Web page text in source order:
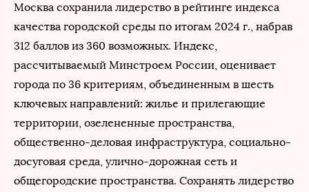
Москва сохранила лидерство в рейтинге индекса
качества городской среды по итогам 2024 г., набрав
312 баллов из 360 возможных. Индекс,
рассчитываемый Минстроем России, оценивает
города по 36 критериям, объединенным в шесть
ключевых направлений: жилье и прилегающие
территории, озелененные пространства,
общественно-деловая инфраструктура, социально-
досуговая среда, улично-дорожная сеть и
общегородские пространства. Сохранять лидерство